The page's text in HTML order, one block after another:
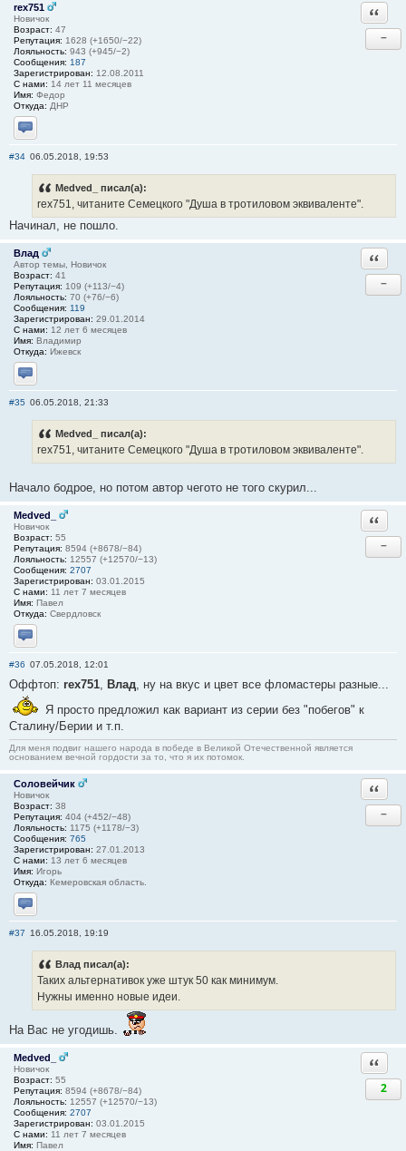
rex751
Новичок
Возраст: 47
Репутация: 1628 (+1650/−22)
Лояльность: 943 (+945/−2)
Сообщения: 187
Зарегистрирован: 12.08.2011
С нами: 14 лет 11 месяцев
Имя: Федор
Откуда: ДНР
Отправить личное сообщение
−
#34 06.05.2018, 19:53
Medved_ писал(а):
rex751, читаните Семецкого "Душа в тротиловом эквиваленте".
Начинал, не пошло.
Влад
Автор темы, Новичок
Возраст: 41
Репутация: 109 (+113/−4)
Лояльность: 70 (+76/−6)
Сообщения: 119
Зарегистрирован: 29.01.2014
С нами: 12 лет 6 месяцев
Имя: Владимир
Откуда: Ижевск
Отправить личное сообщение
−
#35 06.05.2018, 21:33
Medved_ писал(а):
rex751, читаните Семецкого "Душа в тротиловом эквиваленте".
Начало бодрое, но потом автор чегото не того скурил...
Medved_
Новичок
Возраст: 55
Репутация: 8594 (+8678/−84)
Лояльность: 12557 (+12570/−13)
Сообщения: 2707
Зарегистрирован: 03.01.2015
С нами: 11 лет 7 месяцев
Имя: Павел
Откуда: Свердловск
Отправить личное сообщение
−
#36 07.05.2018, 12:01
Оффтоп: rex751 Влад , ну на вкус и цвет все фломастеры разные...
Я просто предложил как вариант из серии без "побегов" к
Сталину/Берии и т.п.
Для меня подвиг нашего народа в победе в Великой Отечественной является
основанием вечной гордости за то, что я их потомок.
Соловейчик
Новичок
Возраст: 38
Репутация: 404 (+452/−48)
Лояльность: 1175 (+1178/−3)
Сообщения: 765
Зарегистрирован: 27.01.2013
С нами: 13 лет 6 месяцев
Имя: Игорь
Откуда: Кемеровская область.
Отправить личное сообщение
−
#37 16.05.2018, 19:19
Влад писал(а):
Таких альтернативок уже штук 50 как минимум.
Нужны именно новые идеи.
На Вас не угодишь.
Medved_
Новичок
Возраст: 55
Репутация: 8594 (+8678/−84)
Лояльность: 12557 (+12570/−13)
Сообщения: 2707
Зарегистрирован: 03.01.2015
С нами: 11 лет 7 месяцев
Имя: Павел
2